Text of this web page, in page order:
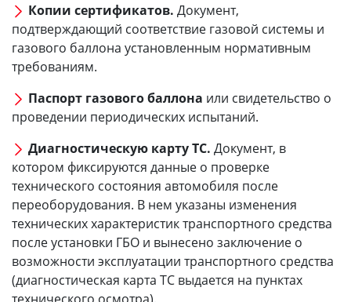
Копии сертификатов. Документ,
подтверждающий соответствие газовой системы и
газового баллона установленным нормативным
требованиям.
Паспорт газового баллона или свидетельство о
проведении периодических испытаний.
Диагностическую карту ТС. Документ, в
котором фиксируются данные о проверке
технического состояния автомобиля после
переоборудования. В нем указаны изменения
технических характеристик транспортного средства
после установки ГБО и вынесено заключение о
возможности эксплуатации транспортного средства
(диагностическая карта ТС выдается на пунктах